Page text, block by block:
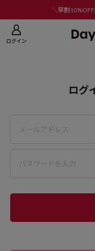
＼早割
ログイン
ログ